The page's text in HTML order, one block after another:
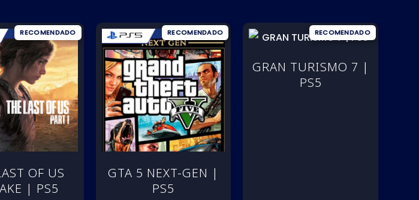
OF US
| PS5
GTA 5 NEXT-GEN |
PS5
GRAN TURISMO 7 |
PS5